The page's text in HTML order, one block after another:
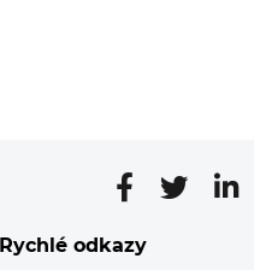
Rychlé odkazy